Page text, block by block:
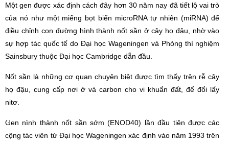
Một gen được xác định cách đây hơn 30 năm nay đã tiết lộ vai trò
của nó như một miếng bọt biển microRNA tự nhiên (miRNA) để
điều chỉnh con đường hình thành nốt sần ở cây họ đậu, nhờ vào
sự hợp tác quốc tế do Đại học Wageningen và Phòng thí nghiệm
Sainsbury thuộc Đại học Cambridge dẫn đầu.
Nốt sần là những cơ quan chuyên biệt được tìm thấy trên rễ cây
họ đậu, cung cấp nơi ở và carbon cho vi khuẩn đất, để đổi lấy
nitơ.
Gen hình thành nốt sần sớm (ENOD40) lần đầu tiên được các
cộng tác viên từ Đại học Wageningen xác định vào năm 1993 trên